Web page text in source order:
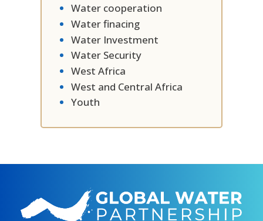
Water cooperation
Water finacing
Water Investment
Water Security
West Africa
West and Central Africa
Youth